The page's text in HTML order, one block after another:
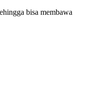
bisa membawa